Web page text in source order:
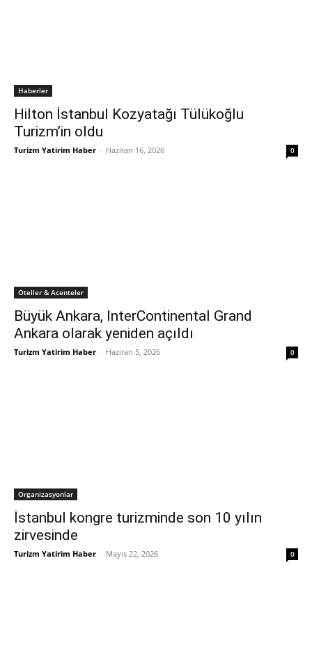
Haberler
Hilton İstanbul Kozyatağı Tülükoğlu
Turizm’in oldu
Turizm Yatirim Haber - Haziran 16, 2026 0
Oteller & Acenteler
Büyük Ankara, InterContinental Grand
Ankara olarak yeniden açıldı
Turizm Yatirim Haber - Haziran 5, 2026 0
Organizasyonlar
İstanbul kongre turizminde son 10 yılın
zirvesinde
Turizm Yatirim Haber - Mayıs 22, 2026 0